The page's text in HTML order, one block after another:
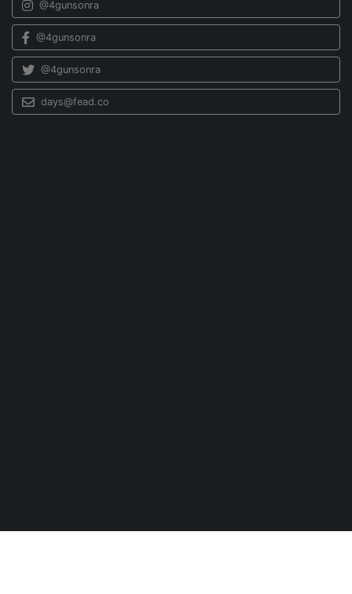
@4gunsonra
@4gunsonra
@4gunsonra
days@fead.co